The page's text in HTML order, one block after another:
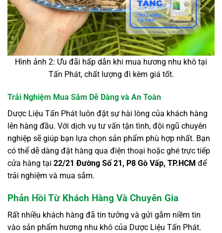
Hình ảnh 2: Ưu đãi hấp dẫn khi mua hương nhu khô tại
Tấn Phát, chất lượng đi kèm giá tốt.
Trải Nghiệm Mua Sắm Dễ Dàng và An Toàn
Dược Liệu Tấn Phát luôn đặt sự hài lòng của khách hàng
lên hàng đầu. Với dịch vụ tư vấn tận tình, đội ngũ chuyên
nghiệp sẽ giúp bạn lựa chọn sản phẩm phù hợp nhất. Bạn
có thể dễ dàng đặt hàng qua điện thoại hoặc ghé trực tiếp
cửa hàng tại 22/21 Đường Số 21, P8 Gò Vấp, TP.HCM để
trải nghiệm và mua sắm.
Phản Hồi Từ Khách Hàng Và Chuyên Gia
Rất nhiều khách hàng đã tin tưởng và gửi gắm niềm tin
vào sản phẩm hương nhu khô của Dược Liệu Tấn Phát.